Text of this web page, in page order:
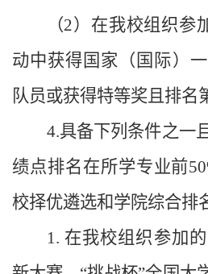
（2）在我校组织
动中获得国家（国际）
队员或获得特等奖且排名
4.具备下列条件之一
绩点排名在所学专业前
校择优遴选和学院综合排
1. 在我校组织参加